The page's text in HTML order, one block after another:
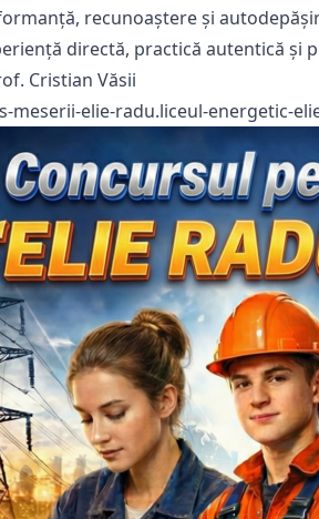
recunoaștere și
directă, practică autentică și
Cristian Văsii
meserii-elie-radu.liceul-energetic-